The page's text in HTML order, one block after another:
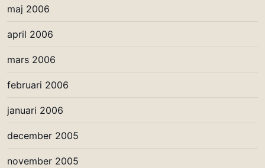
maj 2006
april 2006
mars 2006
februari 2006
januari 2006
december 2005
november 2005